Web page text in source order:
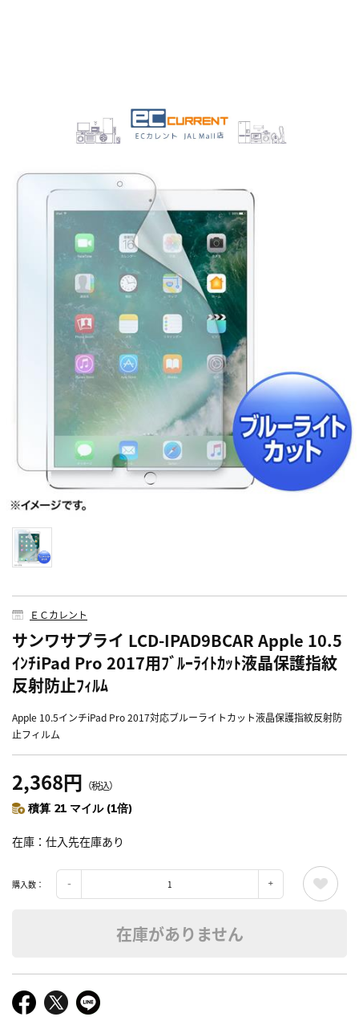
ＥＣカレント
サンワサプライ LCD-IPAD9BCAR Apple 10.5
ｲﾝﾁiPad Pro 2017用ﾌﾞﾙｰﾗｲﾄｶｯﾄ液晶保護指紋
反射防止ﾌｨﾙﾑ
Apple 10.5インチiPad Pro 2017対応ブルーライトカット液晶保護指紋反射防
止フィルム
2,368円 （税込）
積算 21 マイル (1倍)
在庫 仕入先在庫あり
購入数：
在庫がありません